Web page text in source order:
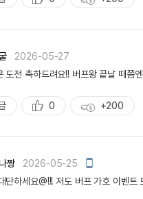
추
천
획
득
2026-05-27
도전 축하드려요!! 버프왕 끝날 때쯤
추
천
0
획
득
+200
짱 2026-05-25
모
일
단하세요@!!! 저도 버프 가호 이벤트